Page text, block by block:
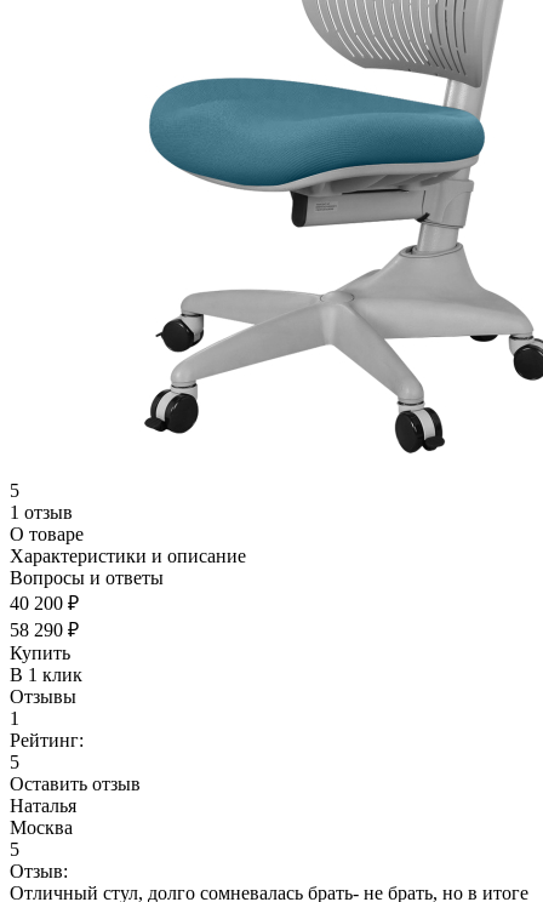
5
1 отзыв
О товаре
Характеристики и описание
Вопросы и ответы
40 200 ₽
58 290 ₽
Купить
В 1 клик
Отзывы
1
Рейтинг:
5
Оставить отзыв
Наталья
Москва
5
Отзыв:
Отличный стул, долго сомневалась брать- не брать, но в итоге